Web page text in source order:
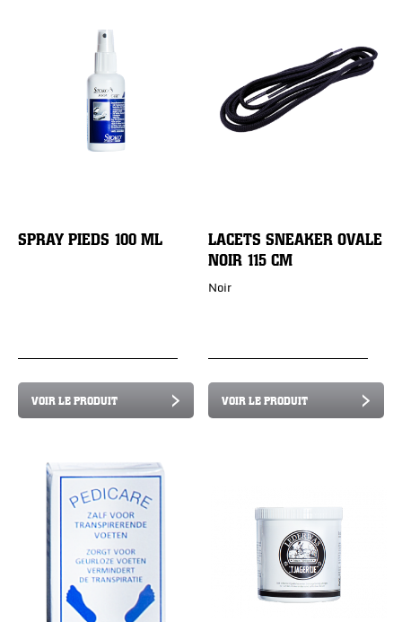
SPRAY PIEDS 100 ML
VOIR LE PRODUIT
LACETS SNEAKER OVALE
NOIR 115 CM
Noir
VOIR LE PRODUIT